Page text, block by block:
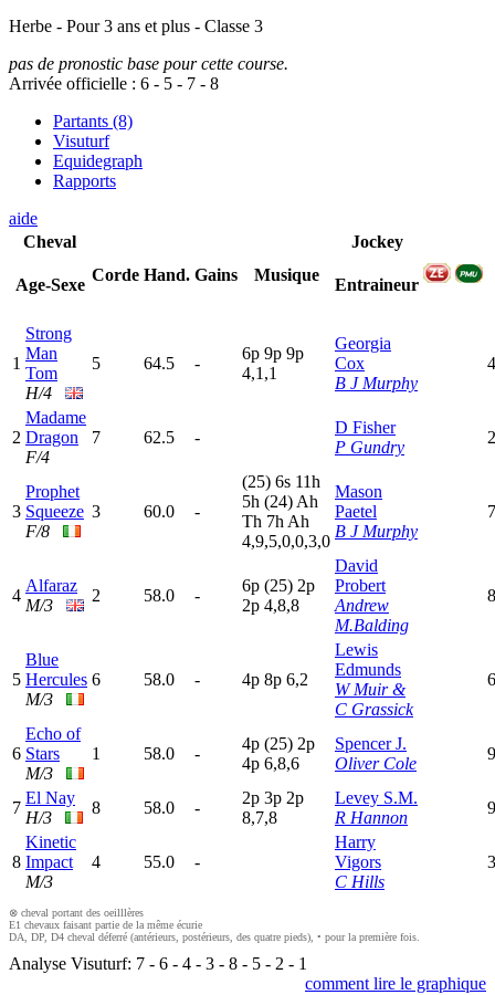
Herbe - Pour 3 ans et plus - Classe 3
pas de pronostic base pour cette course.
Arrivée officielle : 6 - 5 - 7 - 8
Partants (8)
Visuturf
Equidegraph
Rapports
aide
Cheval
Age-Sexe
Corde Hand. Gains Musique
Jockey
Entraineur
1
Strong
Man
Tom
H/4
5 64.5 -
6p 9p 9p
4,1,1
Georgia
Cox
B J Murphy
2
Madame
Dragon
F/4
7 62.5 -
D Fisher
P Gundry
3
Prophet
Squeeze
F/8
3 60.0 -
(25) 6s 11h
5h (24) Ah
Th 7h Ah
4,9,5,0,0,3,0
Mason
Paetel
B J Murphy
4
Alfaraz
M/3
2 58.0 -
6p (25) 2p
2p 4,8,8
David
Probert
Andrew
M.Balding
5
Blue
Hercules
M/3
6 58.0 - 4p 8p 6,2
Lewis
Edmunds
W Muir &
C Grassick
6
Echo of
Stars
M/3
1 58.0 -
4p (25) 2p
4p 6,8,6
Spencer J.
Oliver Cole
7
El Nay
H/3
8 58.0 -
2p 3p 2p
8,7,8
Levey S.M.
R Hannon
8
Kinetic
Impact
M/3
4 55.0 -
Harry
Vigors
C Hills
⊗ cheval portant des oeilllères
E1 chevaux faisant partie de la même écurie
DA, DP, D4 cheval déferré (antérieurs, postérieurs, des quatre pieds), • pour la première fois.
Analyse Visuturf: 7 - 6 - 4 - 3 - 8 - 5 - 2 - 1
comment lire le graphique